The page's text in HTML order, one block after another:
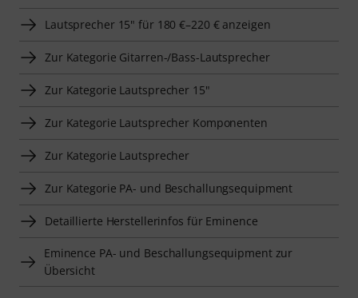
Lautsprecher 15" für 180 €–220 € anzeigen
Zur Kategorie Gitarren-/Bass-Lautsprecher
Zur Kategorie Lautsprecher 15"
Zur Kategorie Lautsprecher Komponenten
Zur Kategorie Lautsprecher
Zur Kategorie PA- und Beschallungsequipment
Detaillierte Herstellerinfos für Eminence
Eminence PA- und Beschallungsequipment zur
Übersicht